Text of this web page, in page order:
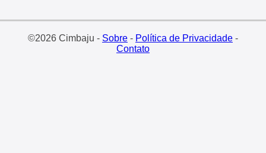
©2026 Cimbaju - Sobre- Política de Privacidade-
Contato